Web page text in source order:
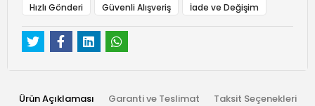
Hızlı Gönderi Güvenli Alışveriş İade ve Değişim
Ürün Açıklaması Garanti ve Teslimat Taksit Seçenekleri